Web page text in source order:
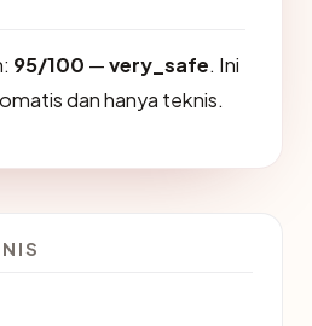
95/100 —very_safe. Ini
dan hanya teknis.